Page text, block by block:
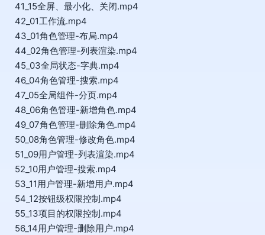
41_15全屏、最小化、关闭.mp4
42_01工作流.mp4
43_01角色管理-布局.mp4
44_02角色管理-列表渲染.mp4
45_03全局状态-字典.mp4
46_04角色管理-搜索.mp4
47_05全局组件-分页.mp4
48_06角色管理-新增角色.mp4
49_07角色管理-删除角色.mp4
50_08角色管理-修改角色.mp4
51_09用户管理-列表渲染.mp4
52_10用户管理-搜索.mp4
53_11用户管理-新增用户.mp4
54_12按钮级权限控制.mp4
55_13项目的权限控制.mp4
56_14用户管理-删除用户.mp4